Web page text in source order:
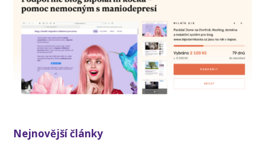
Nejnovější články